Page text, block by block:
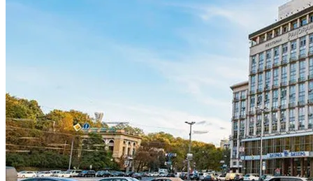
Растущая Концентрация Власти В
Руках Си Цзиньпина: Мир Не Обмануть